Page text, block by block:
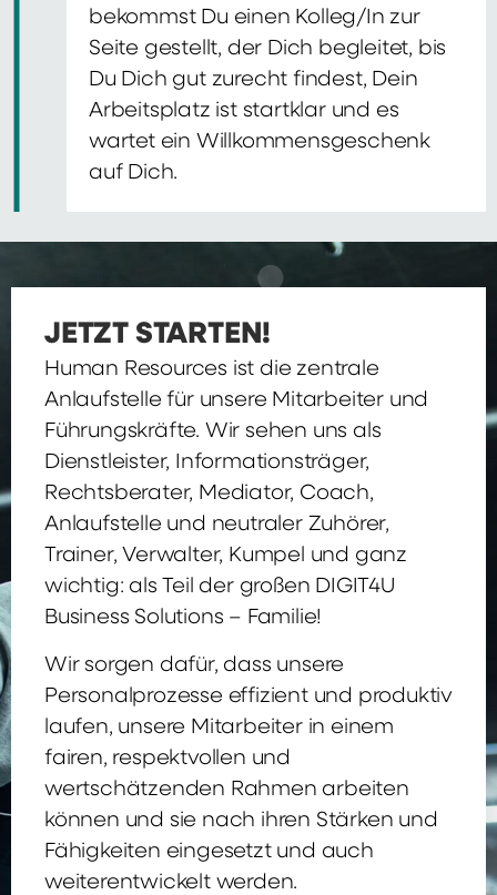
bekommst Du einen Kolleg/In zur
Seite gestellt, der Dich begleitet, bis
Du Dich gut zurecht findest, Dein
Arbeitsplatz ist startklar und es
wartet ein Willkommensgeschenk
auf Dich.
JETZT STARTEN!
Human Resources ist die zentrale
Anlaufstelle für unsere Mitarbeiter und
Führungskräfte. Wir sehen uns als
Dienstleister, Informationsträger,
Rechtsberater, Mediator, Coach,
Anlaufstelle und neutraler Zuhörer,
Trainer, Verwalter, Kumpel und ganz
wichtig: als Teil der großen DIGIT4U
Business Solutions – Familie!
Wir sorgen dafür, dass unsere
Personalprozesse effizient und produktiv
laufen, unsere Mitarbeiter in einem
fairen, respektvollen und
wertschätzenden Rahmen arbeiten
können und sie nach ihren Stärken und
Fähigkeiten eingesetzt und auch
weiterentwickelt werden.